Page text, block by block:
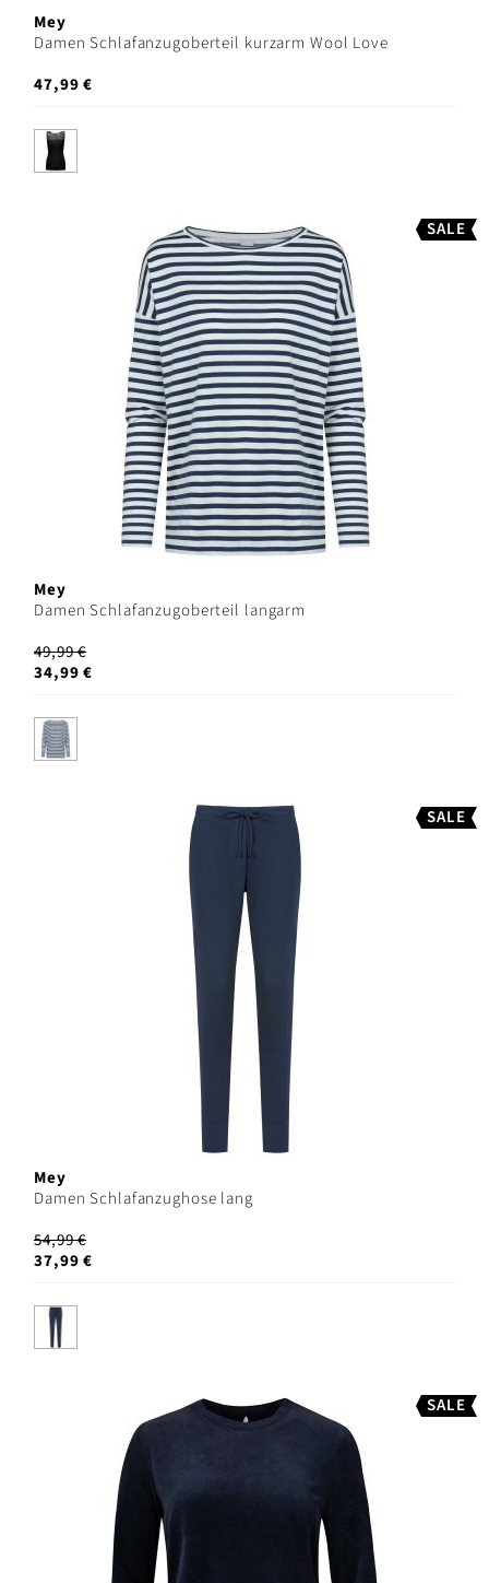
Mey
Damen Schlafanzugoberteil kurzarm Wool Love
47,99 €
SALE
Mey
Damen Schlafanzugoberteil langarm
49,99 €
34,99 €
SALE
Mey
Damen Schlafanzughose lang
54,99 €
37,99 €
SALE